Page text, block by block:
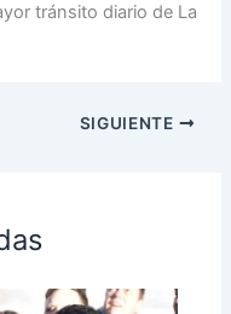
tránsito diario de La
SIGUIENTE